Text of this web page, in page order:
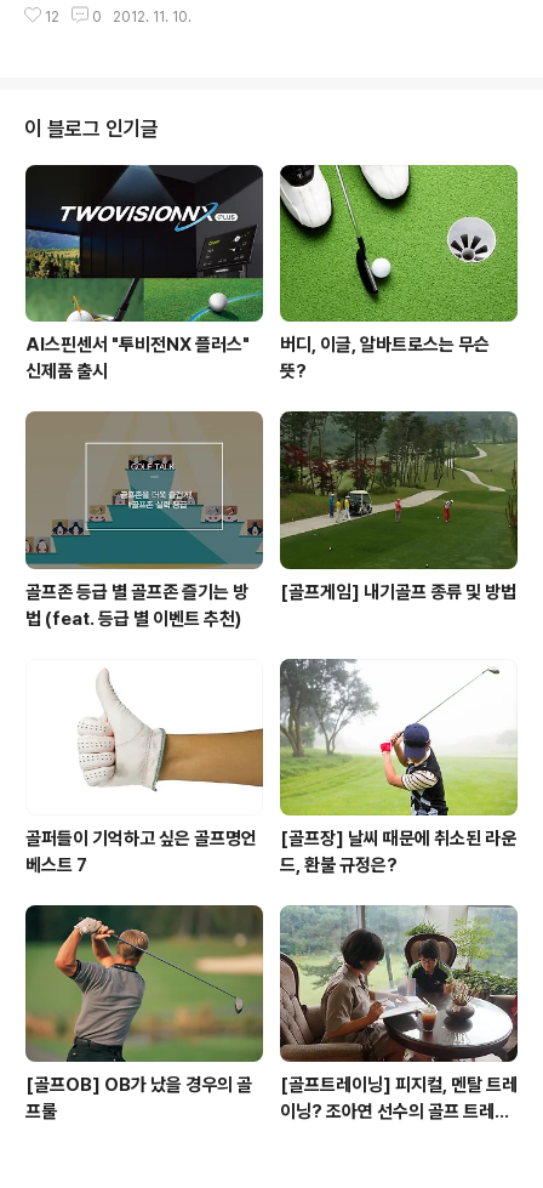
빨리 한 바퀴 돌아보는 것이 많은 도움을 주는 데요, 이 때
너지가 파워의 원천이다. 백스윙 톱에서 왼팔과 클럽 샤프
양이 된다. 손목의 꺽임(코킹)과 삼각형모양을 최대한 유지
하면서 다운스윙을 하면 지렛대효과는 최대화되고, 골퍼들
의 숙원인 거리도 늘어난다. 2. 키가 크고 마른 체형의 골퍼
는 팔을 높이 올려 스윙해야 키가 크고 마른 체형이면서 팔
다리가 긴 사람의 백스윙은 왼팔을 높이 올릴 수 있는 신체
조건이므로 높은 위치에..
12 0 2012. 11. 10.
이 블로그 인기글
AI스핀센서 "투비전NX 플러스"
신제품 출시
버디, 이글, 알바트로스는 무슨
뜻?
골프존 등급 별 골프존 즐기는 방
법 (feat. 등급 별 이벤트 추천)
[골프게임] 내기골프 종류 및 방법
골퍼들이 기억하고 싶은 골프명언
베스트 7
[골프장] 날씨 때문에 취소된 라운
드, 환불 규정은?
[골프OB] OB가 났을 경우의 골
프룰
[골프트레이닝] 피지컬, 멘탈 트레
이닝? 조아연 선수의 골프 트레이